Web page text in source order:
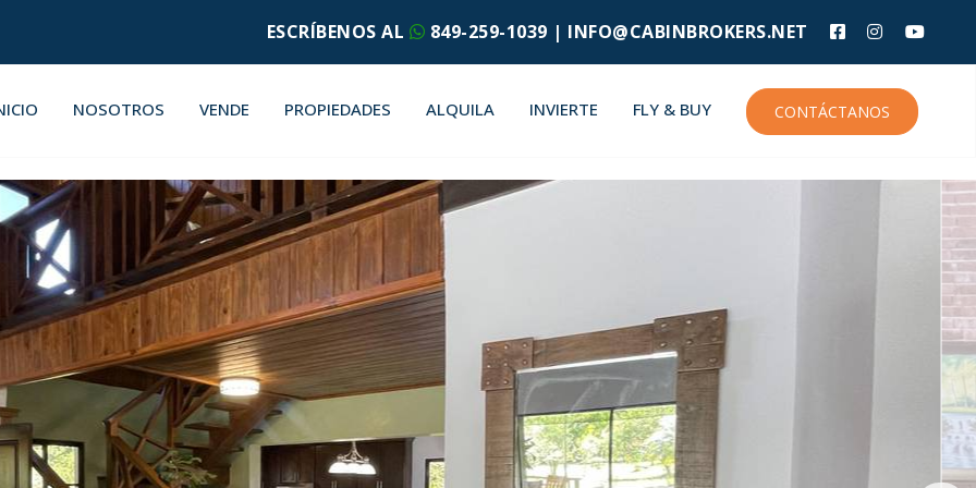
ESCRÍBENOS AL 849-259-1039 | INFO@CABINBROKERS.NET
NOSOTROS VENDE PROPIEDADES ALQUILA INVIERTE FLY & BUY CONTÁCTANOS